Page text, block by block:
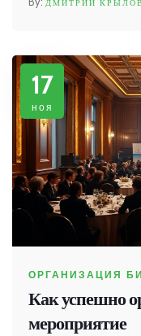
преимущества
потенциальные
размера.
повлиять на
инновационное
ДМИТРИЙ КРЫЛОВ
17
ноя
ОРГАНИЗАЦИЯ
Как успешно
мероприятие